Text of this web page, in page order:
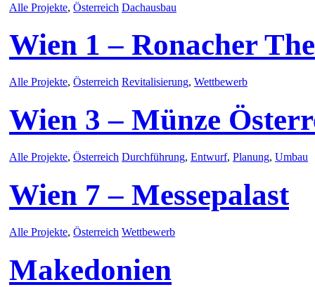
Alle Projekte, Österreich Dachausbau
Wien 1 – Ronacher
Alle Projekte, Österreich Revitalisierung, Wettbewerb
Wien 3 – Münze
Alle Projekte, Österreich Durchführung, Entwurf, Planung, Umbau
Wien 7 – Messepalast
Alle Projekte, Österreich Wettbewerb
Makedonien